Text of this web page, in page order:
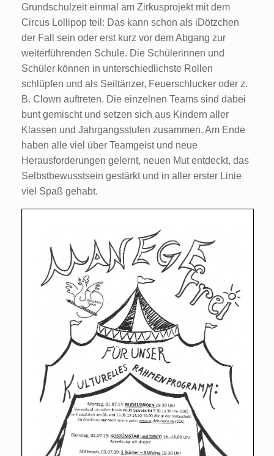
Grundschulzeit einmal am Zirkusprojekt mit dem
Circus Lollipop teil: Das kann schon als iDötzchen
der Fall sein oder erst kurz vor dem Abgang zur
weiterführenden Schule. Die Schülerinnen und
Schüler können in unterschiedlichste Rollen
schlüpfen und als Seiltänzer, Feuerschlucker oder z.
B. Clown auftreten. Die einzelnen Teams sind dabei
bunt gemischt und setzen sich aus Kindern aller
Klassen und Jahrgangsstufen zusammen. Am Ende
haben alle viel über Teamgeist und neue
Herausforderungen gelernt, neuen Mut entdeckt, das
Selbstbewusstsein gestärkt und in aller erster Linie
viel Spaß gehabt.